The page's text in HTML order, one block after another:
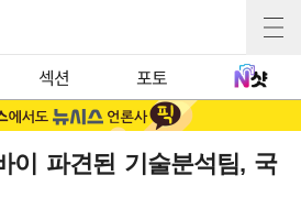
섹션 포토
이 파견된 기술분석팀, 국